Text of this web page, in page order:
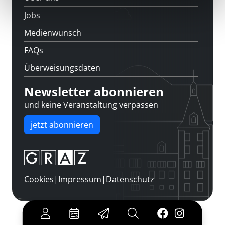
Jobs
Medienwunsch
FAQs
Überweisungsdaten
Newsletter abonnieren
und keine Veranstaltung verpassen
jetzt abonnieren
Cookies| Impressum| Datenschutz